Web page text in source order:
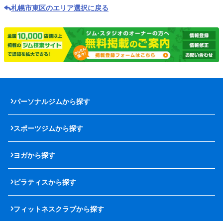
札幌市東区のエリア選択に戻る
パーソナルジムから探す
スポーツジムから探す
ヨガから探す
ピラティスから探す
フィットネスクラブから探す